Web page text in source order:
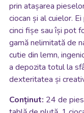
prin atașarea
ciocan și al cuielor.
cinci fișe sau își pot
gamă nelimitată de
cutie din lemn,
a depozita totul la
dexteritatea și
Conținut: 24 de